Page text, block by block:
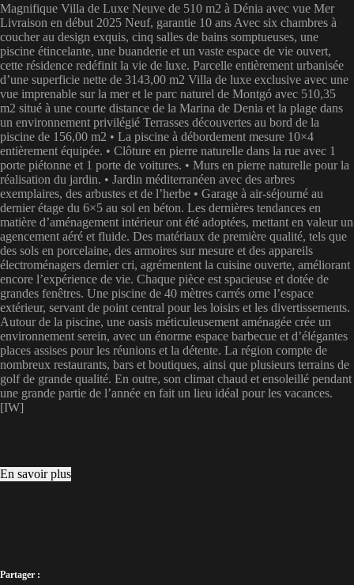
Magnifique Villa de Luxe Neuve de 510 m2 à Dénia avec vue Mer
Livraison en début 2025 Neuf, garantie 10 ans Avec six chambres à
coucher au design exquis, cinq salles de bains somptueuses, une
piscine étincelante, une buanderie et un vaste espace de vie ouvert,
cette résidence redéfinit la vie de luxe. Parcelle entièrement urbanisée
d’une superficie nette de 3143,00 m2 Villa de luxe exclusive avec une
vue imprenable sur la mer et le parc naturel de Montgó avec 510,35
m2 situé à une courte distance de la Marina de Denia et la plage dans
un environnement privilégié Terrasses découvertes au bord de la
piscine de 156,00 m2 • La piscine à débordement mesure 10×4
entièrement équipée. • Clôture en pierre naturelle dans la rue avec 1
porte piétonne et 1 porte de voitures. • Murs en pierre naturelle pour la
réalisation du jardin. • Jardin méditerranéen avec des arbres
exemplaires, des arbustes et de l’herbe • Garage à air-séjourné au
dernier étage du 6×5 au sol en béton. Les dernières tendances en
matière d’aménagement intérieur ont été adoptées, mettant en valeur un
agencement aéré et fluide. Des matériaux de première qualité, tels que
des sols en porcelaine, des armoires sur mesure et des appareils
électroménagers dernier cri, agrémentent la cuisine ouverte, améliorant
encore l’expérience de vie. Chaque pièce est spacieuse et dotée de
grandes fenêtres. Une piscine de 40 mètres carrés orne l’espace
extérieur, servant de point central pour les loisirs et les divertissements.
Autour de la piscine, une oasis méticuleusement aménagée crée un
environnement serein, avec un énorme espace barbecue et d’élégantes
places assises pour les réunions et la détente. La région compte de
nombreux restaurants, bars et boutiques, ainsi que plusieurs terrains de
golf de grande qualité. En outre, son climat chaud et ensoleillé pendant
une grande partie de l’année en fait un lieu idéal pour les vacances.
[IW]
En savoir plus
Partager :